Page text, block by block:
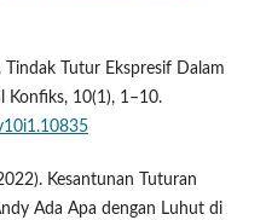
Tutur Ekspresif Dalam
Konfiks, 10(1), 1–10.
Kesantunan Tuturan
Ada Apa dengan Luhut di